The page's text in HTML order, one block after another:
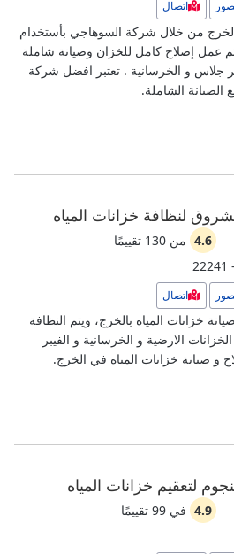
اتصال
من خلال شركة السوهاجي بأستخدام
عمل إصلاح كامل للخزان وصيانة شاملة
جلاس و الخرسانية . تعتبر افضل شركة
الصيانة الشاملة.
لنظافة خزانات المياه
4.6 من 130 تقييمًا
اتصال
خزانات المياه بالخرج، ويتم النظافة
الارضية و الخرسانية و الفيبر
و صيانة خزانات المياه في الخرج.
لتعقيم خزانات المياه
4.9 في 99 تقييمًا